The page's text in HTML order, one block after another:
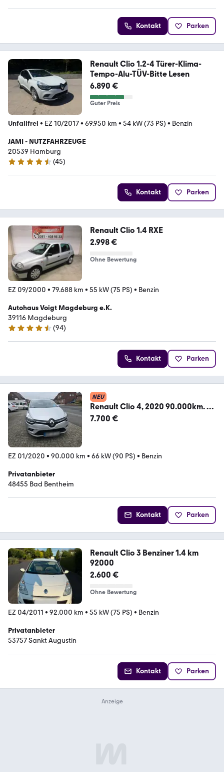
Kontakt Parken
Renault Clio 1.2-4 Türer-Klima-
Tempo-Alu-TÜV-Bitte Lesen
6.890 €
Guter Preis
Unfallfrei • EZ 10/2017• 69.950 km • 54 kW (73 PS) • Benzin
JAMI - NUTZFAHRZEUGE
20539 Hamburg
4.7 Sterne
(45)
Kontakt Parken
Renault Clio 1.4 RXE
2.998 €
Ohne Bewertung
EZ 09/2000 • 79.688 km • 55 kW (75 PS) • Benzin
Autohaus Voigt Magdeburg e.K.
39116 Magdeburg
4.3 Sterne
(94)
Kontakt Parken
NEU
Renault Clio 4, 2020 90.000km. 1
Hand!
7.700 €
EZ 01/2020 • 90.000 km • 66 kW (90 PS) • Benzin
Privatanbieter
48455 Bad Bentheim
Kontakt Parken
Renault Clio 3 Benziner 1.4 km
92000
2.600 €
Ohne Bewertung
EZ 04/2011 • 92.000 km • 55 kW (75 PS) • Benzin
Privatanbieter
53757 Sankt Augustin
Kontakt Parken